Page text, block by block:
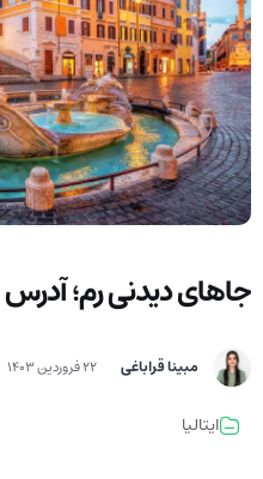
جاهای دیدنی رم؛ آدرس
مبینا قراباغی ۲۲ فروردین ۱۴۰۳
ایتالیا